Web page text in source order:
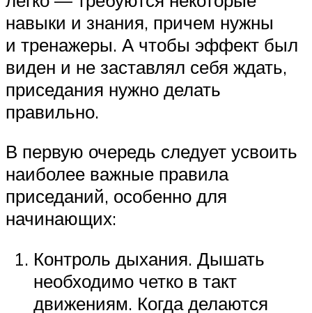
навыки и знания, причем нужны
и тренажеры. А чтобы эффект был
виден и не заставлял себя ждать,
приседания нужно делать
правильно.
В первую очередь следует усвоить
наиболее важные правила
приседаний, особенно для
начинающих:
Контроль дыхания. Дышать
необходимо четко в такт
движениям. Когда делаются